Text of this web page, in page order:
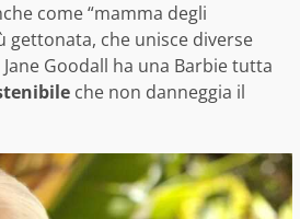
come “mamma degli
gettonata, che unisce diverse
Goodall ha una Barbie tutta
che non danneggia il